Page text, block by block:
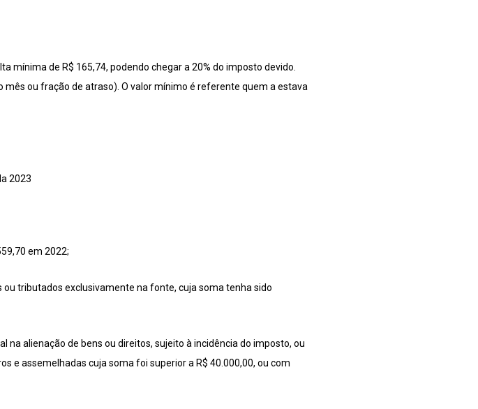
mínima de R$ 165,74, podendo chegar a 20% do imposto devido.
ou fração de atraso). O valor mínimo é referente quem a estava
2023
em 2022;
tributados exclusivamente na fonte, cuja soma tenha sido
alienação de bens ou direitos, sujeito à incidência do imposto, ou
e assemelhadas cuja soma foi superior a R$ 40.000,00, ou com